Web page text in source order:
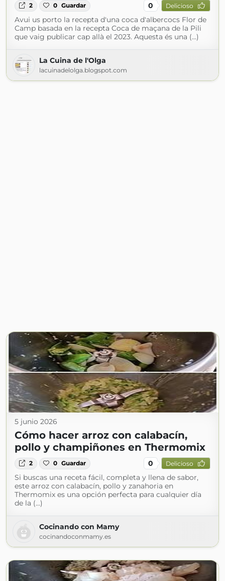
2 0 Guardar 0 Delicioso
Avui us porto la recepta d'una coca d'albercocs Flor de
Camp basada en la recepta Coca de maçana de la Pili
que vaig publicar cap allà el 2023. Aquesta és una (...)
La Cuina de l'Olga
lacuinadelolga.blogspot.com
5 junio 2026
Cómo hacer arroz con calabacín,
pollo y champiñones en Thermomix
2 0 Guardar 0 Delicioso
Si buscas una receta fácil, completa y llena de sabor,
este arroz con calabacín, pollo y zanahoria en
Thermomix es una opción perfecta para cualquier día
de la (...)
Cocinando con Mamy
cocinandoconmamy.es